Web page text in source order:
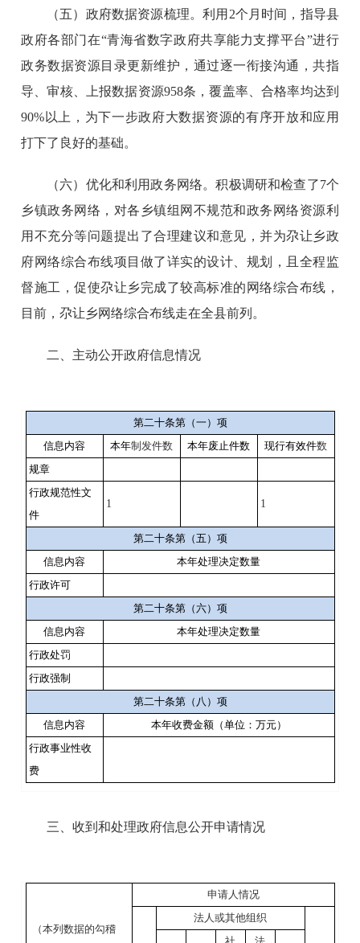
（五）政府数据资源梳理。利用2个月时间，指导县
政府各部门在“青海省数字政府共享能力支撑平台”进行
政务数据资源目录更新维护，通过逐一衔接沟通，共指
导、审核、上报数据资源958条，覆盖率、合格率均达到
90%以上，为下一步政府大数据资源的有序开放和应用
打下了良好的基础。
（六）优化和利用政务网络。积极调研和检查了7个
乡镇政务网络，对各乡镇组网不规范和政务网络资源利
用不充分等问题提出了合理建议和意见，并为尕让乡政
府网络综合布线项目做了详实的设计、规划，且全程监
督施工，促使尕让乡完成了较高标准的网络综合布线，
目前，尕让乡网络综合布线走在全县前列。
二、主动公开政府信息情况
第二十条第（一）项
信息内容
本年制发件数 本年废止件数 现行有效件数
规章
行政规范性文
件
1 1
第二十条第（五）项
信息内容
本年处理决定数量
行政许可
第二十条第（六）项
信息内容
本年处理决定数量
行政处罚
行政强制
第二十条第（八）项
信息内容
本年收费金额（单位：万元）
行政事业性收
费
三、收到和处理政府信息公开申请情况
（本列数据的勾稽
申请人情况
法人或其他组织
社
法